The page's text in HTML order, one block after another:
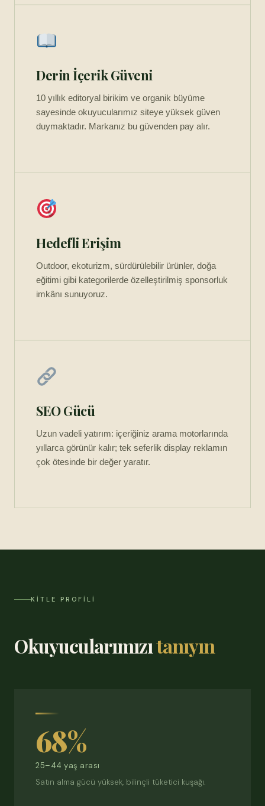
Derin İçerik Güveni
10 yıllık editoryal birikim ve organik büyüme
sayesinde okuyucularımız siteye yüksek güven
duymaktadır. Markanız bu güvenden pay alır.
Hedefli Erişim
Outdoor, ekoturizm, sürdürülebilir ürünler, doğa
eğitimi gibi kategorilerde özelleştirilmiş sponsorluk
imkânı sunuyoruz.
SEO Gücü
Uzun vadeli yatırım: içeriğiniz arama motorlarında
yıllarca görünür kalır; tek seferlik display reklamın
çok ötesinde bir değer yaratır.
KITLE PROFILI
Okuyucularımızıtanıyın
68%
25–44 yaş arası
Satın alma gücü yüksek, bilinçli tüketici kuşağı.